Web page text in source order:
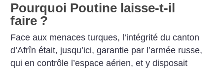
Pourquoi Poutine laisse-t-il
faire ?
Face aux menaces turques, l’intégrité du canton
d’Afrîn était, jusqu’ici, garantie par l’armée russe,
qui en contrôle l’espace aérien, et y disposait